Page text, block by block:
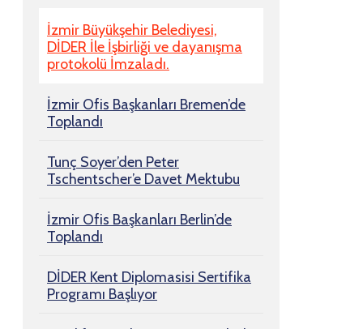
İzmir Büyükşehir Belediyesi,
DİDER İle İşbirliği ve dayanışma
protokolü İmzaladı.
İzmir Ofis Başkanları Bremen’de
Toplandı
Tunç Soyer’den Peter
Tschentscher’e Davet Mektubu
İzmir Ofis Başkanları Berlin’de
Toplandı
DİDER Kent Diplomasisi Sertifika
Programı Başlıyor